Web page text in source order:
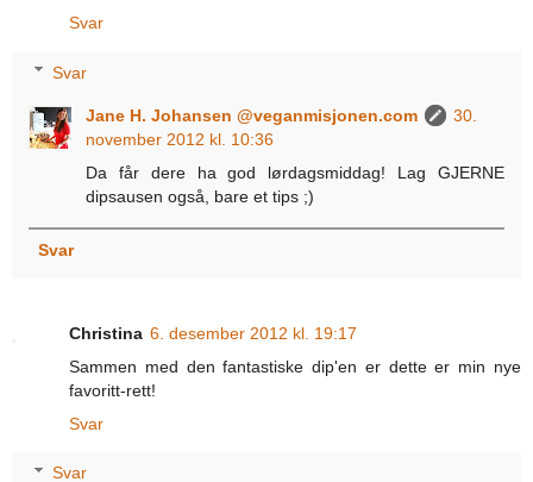
Svar
Svar
Jane H. Johansen @veganmisjonen.com
30.
november 2012 kl. 10:36
Da får dere ha god lørdagsmiddag! Lag GJERNE
dipsausen også, bare et tips ;)
Svar
Christina 6. desember 2012 kl. 19:17
Sammen med den fantastiske dip'en er dette er min nye
favoritt-rett!
Svar
Svar